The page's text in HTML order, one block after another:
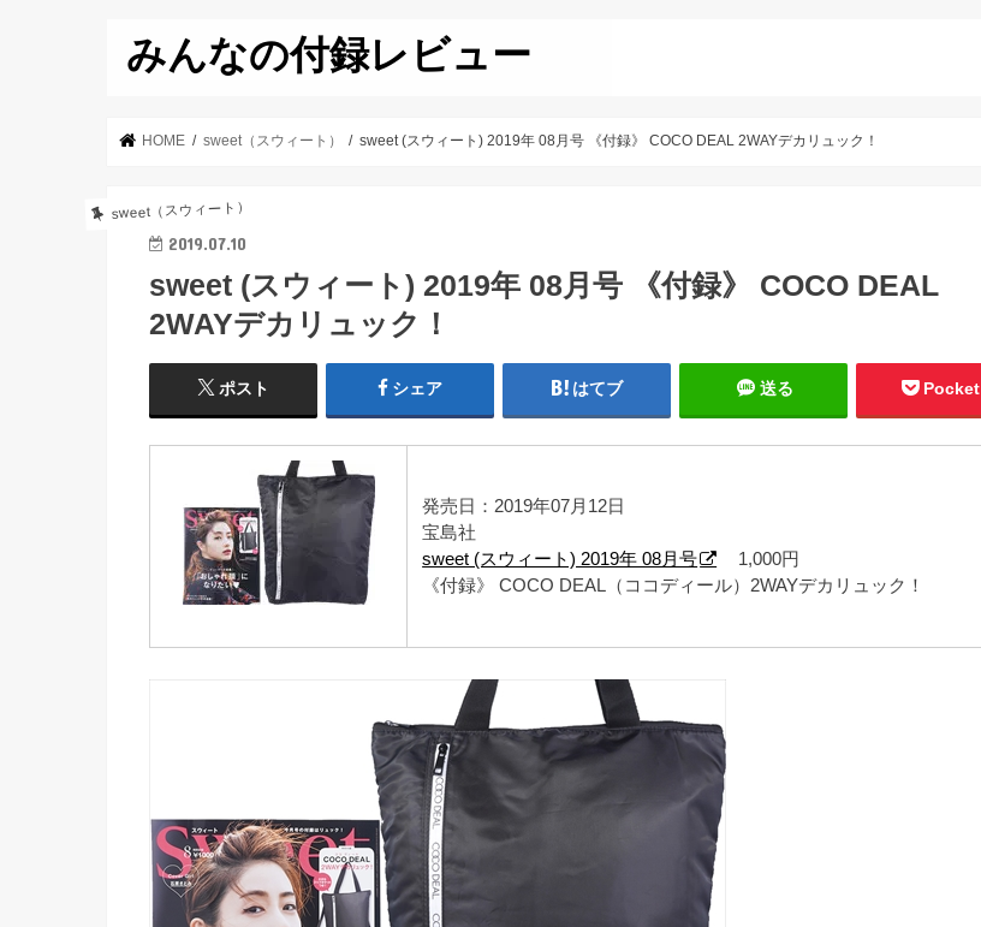
みんなの付録レビュー
HOME sweet（スウィート） sweet (スウィート) 2019年 08月号 《付録》 COCO DEAL 2WAYデカリュック！
sweet（スウィート）
2019.07.10
sweet (スウィート) 2019年 08月号 《付録》 COCO DEAL
2WAYデカリュック！
ポスト シェア はてブ 送る Pocket
発売日：2019年07月12日
宝島社
sweet (スウィート) 2019年 08月号
1,000円
《付録》 COCO DEAL（ココディール）2WAYデカリュック！